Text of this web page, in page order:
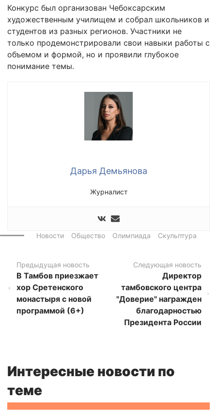
Конкурс был организован Чебоксарским
художественным училищем и собрал школьников и
студентов из разных регионов. Участники не
только продемонстрировали свои навыки работы с
объемом и формой, но и проявили глубокое
понимание темы.
Дарья Демьянова
Журналист
Новости Общество Олимпиада Скульптура
Предыдущая новость
В Тамбов приезжает
хор Сретенского
монастыря с новой
программой (6+)
Следующая новость
Директор
тамбовского центра
"Доверие" награжден
благодарностью
Президента России
Интересные новости по
теме